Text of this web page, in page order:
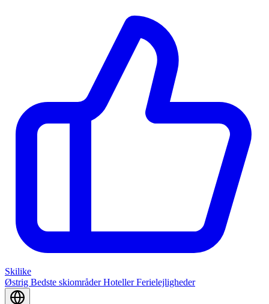
Skilike
Østrig Bedste skiområderHotellerFerielejligheder